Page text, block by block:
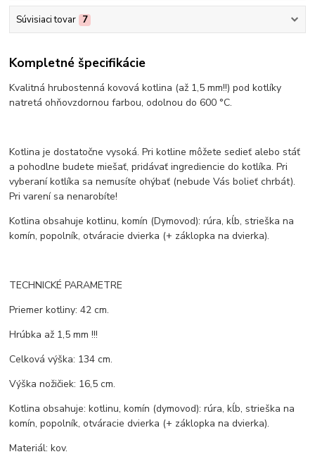
Súvisiaci tovar 7
Kompletné špecifikácie
Kvalitná hrubostenná kovová kotlina (až 1,5 mm!!) pod kotlíky
natretá ohňovzdornou farbou, odolnou do 600 °C.
Kotlina je dostatočne vysoká. Pri kotline môžete sedieť alebo stáť
a pohodlne budete miešať, pridávať ingrediencie do kotlíka. Pri
vyberaní kotlíka sa nemusíte ohýbať (nebude Vás bolieť chrbát).
Pri varení sa nenarobíte!
Kotlina obsahuje kotlinu, komín (Dymovod): rúra, kĺb, strieška na
komín, popolník, otváracie dvierka (+ záklopka na dvierka).
TECHNICKÉ PARAMETRE
Priemer kotliny: 42 cm.
Hrúbka až 1,5 mm !!!
Celková výška: 134 cm.
Výška nožičiek: 16,5 cm.
Kotlina obsahuje: kotlinu, komín (dymovod): rúra, kĺb, strieška na
komín, popolník, otváracie dvierka (+ záklopka na dvierka).
Materiál: kov.